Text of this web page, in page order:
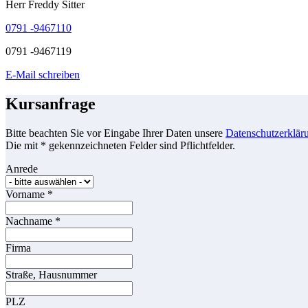
Herr Freddy Sitter
0791 -9467110
0791 -9467119
E-Mail schreiben
Kursanfrage
Bitte beachten Sie vor Eingabe Ihrer Daten unsere
Die mit * gekennzeichneten Felder sind Pflichtfelder.
Anrede
Vorname *
Nachname *
Firma
Straße, Hausnummer
PLZ